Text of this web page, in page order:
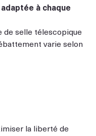
à chaque
de selle télescopique
varie selon
la liberté de